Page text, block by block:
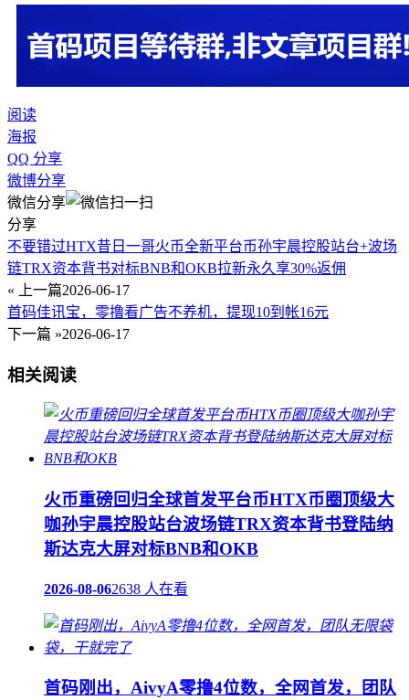
阅读
海报
QQ 分享
微博分享
微信分享
分享
不要错过HTX昔日一哥火币全新平台币孙宇晨控股站台+波场
链TRX资本背书对标BNB和OKB拉新永久享30%返佣
« 上一篇2026-06-17
首码佳讯宝，零撸看广告不养机，提现10到帐16元
下一篇 »2026-06-17
相关阅读
火币重磅回归全球首发平台币HTX币圈顶级大
咖孙宇晨控股站台波场链TRX资本背书登陆纳
斯达克大屏对标BNB和OKB
2026-08-062638 人在看
首码刚出，AivyA零撸4位数，全网首发，团队